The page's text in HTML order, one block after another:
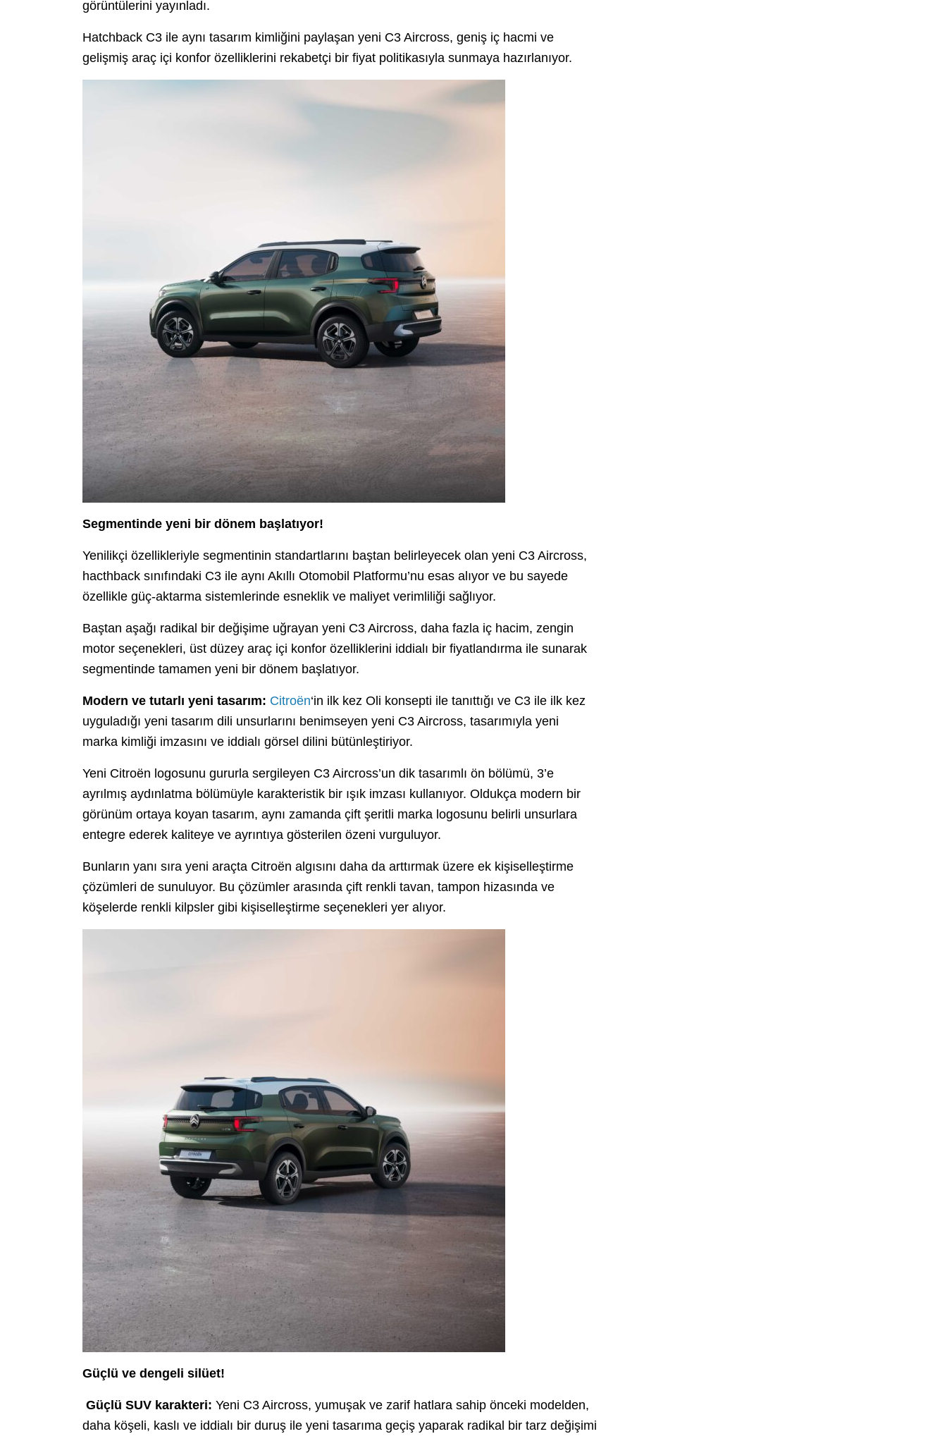
görüntülerini yayınladı.
Hatchback C3 ile aynı tasarım kimliğini paylaşan yeni C3 Aircross, geniş iç hacmi ve
gelişmiş araç içi konfor özelliklerini rekabetçi bir fiyat politikasıyla sunmaya hazırlanıyor.
Segmentinde yeni bir dönem başlatıyor!
Yenilikçi özellikleriyle segmentinin standartlarını baştan belirleyecek olan yeni C3 Aircross,
hacthback sınıfındaki C3 ile aynı Akıllı Otomobil Platformu’nu esas alıyor ve bu sayede
özellikle güç-aktarma sistemlerinde esneklik ve maliyet verimliliği sağlıyor.
Baştan aşağı radikal bir değişime uğrayan yeni C3 Aircross, daha fazla iç hacim, zengin
motor seçenekleri, üst düzey araç içi konfor özelliklerini iddialı bir fiyatlandırma ile sunarak
segmentinde tamamen yeni bir dönem başlatıyor.
Modern ve tutarlı yeni tasarım: Citroën‘in ilk kez Oli konsepti ile tanıttığı ve C3 ile ilk kez
uyguladığı yeni tasarım dili unsurlarını benimseyen yeni C3 Aircross, tasarımıyla yeni
marka kimliği imzasını ve iddialı görsel dilini bütünleştiriyor.
Yeni Citroën logosunu gururla sergileyen C3 Aircross’un dik tasarımlı ön bölümü, 3’e
ayrılmış aydınlatma bölümüyle karakteristik bir ışık imzası kullanıyor. Oldukça modern bir
görünüm ortaya koyan tasarım, aynı zamanda çift şeritli marka logosunu belirli unsurlara
entegre ederek kaliteye ve ayrıntıya gösterilen özeni vurguluyor.
Bunların yanı sıra yeni araçta Citroën algısını daha da arttırmak üzere ek kişiselleştirme
çözümleri de sunuluyor. Bu çözümler arasında çift renkli tavan, tampon hizasında ve
köşelerde renkli kilpsler gibi kişiselleştirme seçenekleri yer alıyor.
Güçlü ve dengeli silüet!
Güçlü SUV karakteri: Yeni C3 Aircross, yumuşak ve zarif hatlara sahip önceki modelden,
daha köşeli, kaslı ve iddialı bir duruş ile yeni tasarıma geçiş yaparak radikal bir tarz değişimi